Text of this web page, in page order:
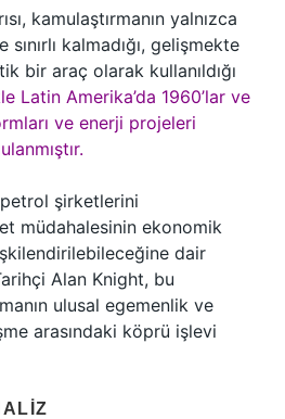
kamulaştırmanın yalnızca
kalmadığı, gelişmekte
bir araç olarak kullanıldığı
Latin Amerika’da 1960’lar ve
ve enerji projeleri
petrol şirketlerini
müdahalesinin ekonomik
dair
Alan Knight, bu
ulusal egemenlik ve
arasındaki köprü işlevi